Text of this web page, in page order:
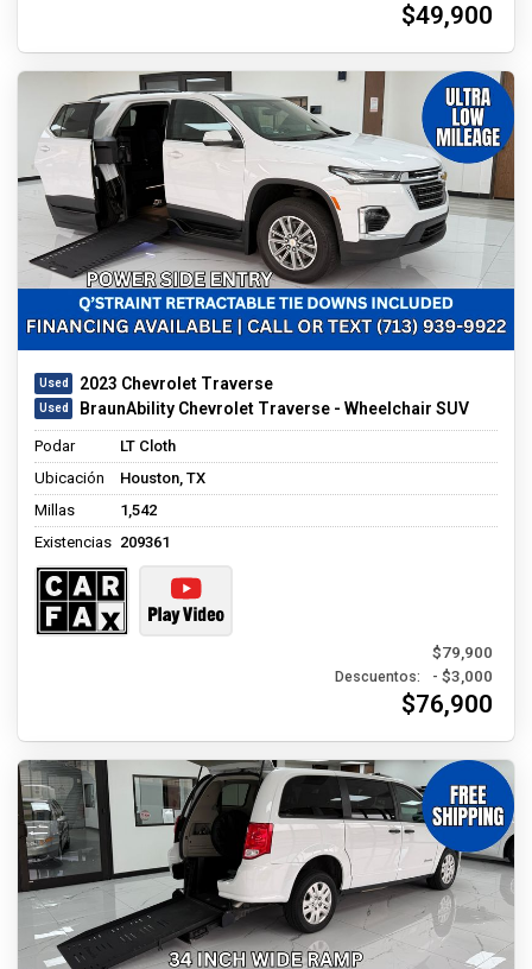
$49,900
2023 Chevrolet Traverse
BraunAbility Chevrolet Traverse - Wheelchair SUV
Podar
LT Cloth
Ubicación
Houston, TX
Millas
1,542
Existencias 209361
$79,900
Descuentos: - $3,000
$76,900